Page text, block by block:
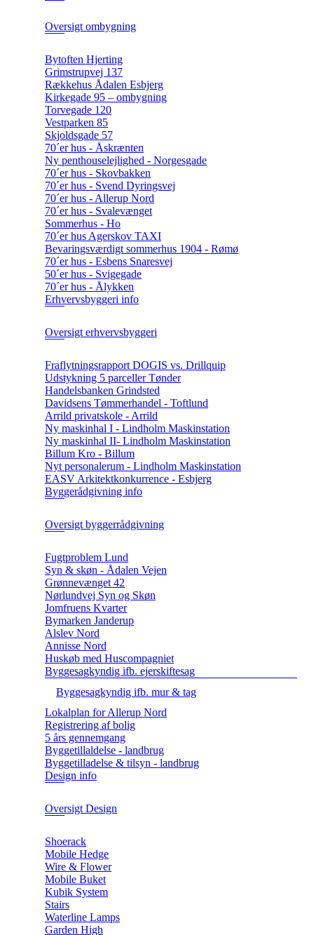
Oversigt ombygning
Bytoften Hjerting
Grimstrupvej 137
Rækkehus Ådalen Esbjerg
Kirkegade 95 – ombygning
Torvegade 120
Vestparken 85
Skjoldsgade 57
70´er hus - Åskrænten
Ny penthouselejlighed - Norgesgade
70´er hus - Skovbakken
70´er hus - Svend Dyringsvej
70´er hus - Allerup Nord
70´er hus - Svalevænget
Sommerhus - Ho
70´er hus Agerskov TAXI
Bevaringsværdigt sommerhus 1904 - Rømø
70´er hus - Esbens Snaresvej
50´er hus - Svigegade
70´er hus - Ålykken
Erhvervsbyggeri info
Oversigt erhvervsbyggeri
Fraflytningsrapport DOGIS vs. Drillquip
Udstykning 5 parceller Tønder
Handelsbanken Grindsted
Davidsens Tømmerhandel - Toftlund
Arrild privatskole - Arrild
Ny maskinhal I - Lindholm Maskinstation
Ny maskinhal II- Lindholm Maskinstation
Billum Kro - Billum
Nyt personalerum - Lindholm Maskinstation
EASV Arkitektkonkurrence - Esbjerg
Byggerådgivning info
Oversigt byggerrådgivning
Fugtproblem Lund
Syn & skøn - Ådalen Vejen
Grønnevænget 42
Nørlundvej Syn og Skøn
Jomfruens Kvarter
Bymarken Janderup
Alslev Nord
Annisse Nord
Huskøb med Huscompagniet
Byggesagkyndig ifb. ejerskiftesag
Byggesagkyndig ifb. mur & tag
Lokalplan for Allerup Nord
Registrering af bolig
5 års gennemgang
Byggetillaldelse - landbrug
Byggetilladelse & tilsyn - landbrug
Design info
Oversigt Design
Shoerack
Mobile Hedge
Wire & Flower
Mobile Buket
Kubik System
Stairs
Waterline Lamps
Garden High